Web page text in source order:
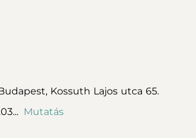
Kossuth Lajos utca 65.
Mutatás